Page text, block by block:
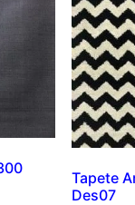
Tapete
Des07